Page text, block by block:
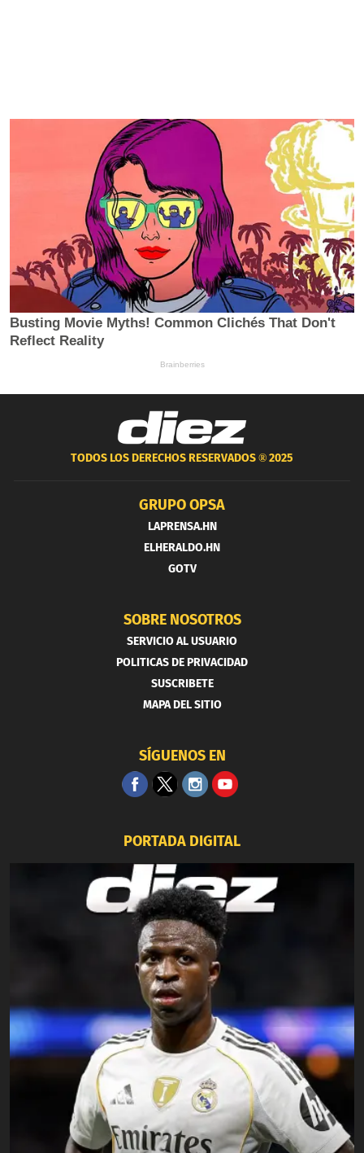
TODOS LOS DERECHOS RESERVADOS ®2025
GRUPO OPSA
LAPRENSA.HN
ELHERALDO.HN
GOTV
SOBRE NOSOTROS
SERVICIO AL USUARIO
POLITICAS DE PRIVACIDAD
SUSCRIBETE
MAPA DEL SITIO
SÍGUENOS EN
PORTADA DIGITAL